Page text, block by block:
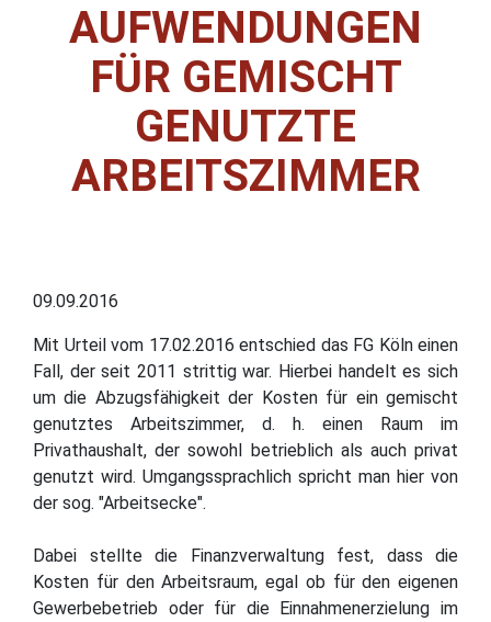
AUFWENDUNGEN
FÜR GEMISCHT
GENUTZTE
ARBEITSZIMMER
09.09.2016
Mit Urteil vom 17.02.2016 entschied das FG Köln einen
Fall, der seit 2011 strittig war. Hierbei handelt es sich
um die Abzugsfähigkeit der Kosten für ein gemischt
genutztes Arbeitszimmer, d. h. einen Raum im
Privathaushalt, der sowohl betrieblich als auch privat
genutzt wird. Umgangssprachlich spricht man hier von
der sog. "Arbeitsecke".
Dabei stellte die Finanzverwaltung fest, dass die
Kosten für den Arbeitsraum, egal ob für den eigenen
Gewerbebetrieb oder für die Einnahmenerzielung im